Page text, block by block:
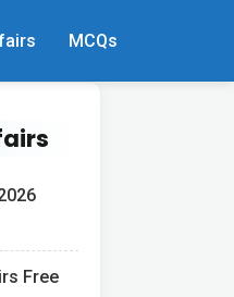
MCQs
Free